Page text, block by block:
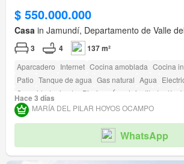
$ 550.000.000
Casa in Jamundí, Departamento de Valle
3 4 137 m²
Aparcadero Internet Cocina amoblada Cocina
Patio Tanque de agua Gas natural Agua
Seguridad privada
Piscina Área infantil Jardín
Caseta de vigilancia
Hace 3 días
MARÍA DEL PILAR HOYOS OCAMPO
WhatsApp